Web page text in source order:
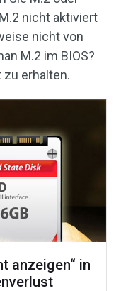
nicht aktiviert
nicht von
M.2 im BIOS?
zu erhalten.
anzeigen“ in